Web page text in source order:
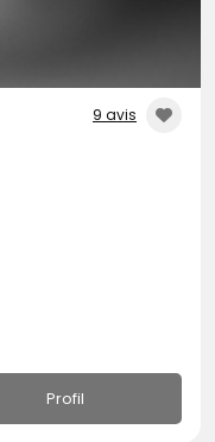
9 avis
Profil